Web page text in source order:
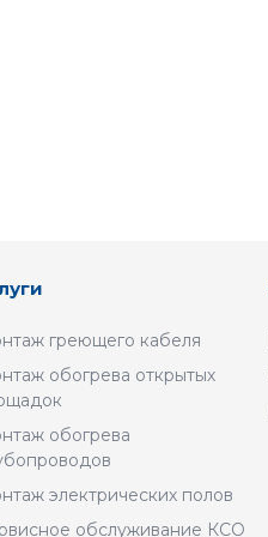
греющего кабеля
обогрева открытых
обогрева
электрических полов
обслуживание КСО